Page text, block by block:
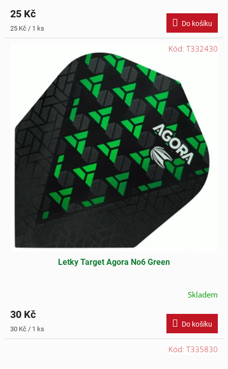
25 Kč
Měrná
cena:
25 Kč / 1 ks
Do košíku
Letky Target Agora No6 Green
Skladem
30 Kč
Měrná
cena:
30 Kč / 1 ks
Do košíku
Kód: T332430
Kód: T335830